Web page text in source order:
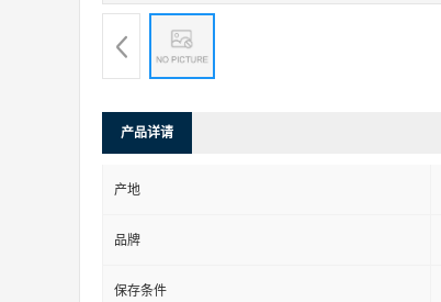
产品详请
产地
品牌
保存条件